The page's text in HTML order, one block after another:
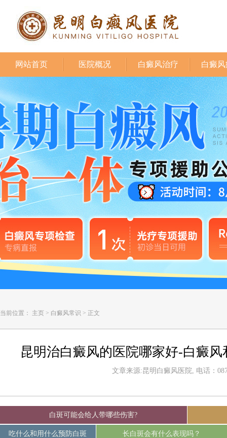
网站首页 医院概况 白癜风治疗 白癜
当前位置： 主页 > 白癜风常识 > 正文
昆明治白癜风的医院哪家好-白癜
文章来源:昆明白癜风医院, 电话：
白斑可能会给人带哪些伤害?
吃什么和用什么预防白斑 长白斑会有什么表现吗？